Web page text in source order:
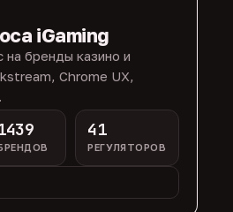
iGaming
на бренды казино и
Chrome UX,
41
РЕГУЛЯТОРОВ